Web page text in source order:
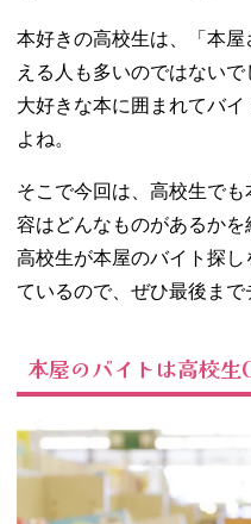
は高校生OK？
02. 本屋のバイト
の仕事内容は？
− 接客
− 事務系の
業務
− 店内清掃
ト・デメリット
− メリット
− デメリッ
ト
04. 高校生ができ
る本屋バイトの
本好きの高校生は、「本
える人も多いのではないで
大好きな本に囲まれてバ
よね。
そこで今回は、高校生で
容はどんなものがあるかを
高校生が本屋のバイト探
ているので、ぜひ最後まで
本屋のバイトは高校生